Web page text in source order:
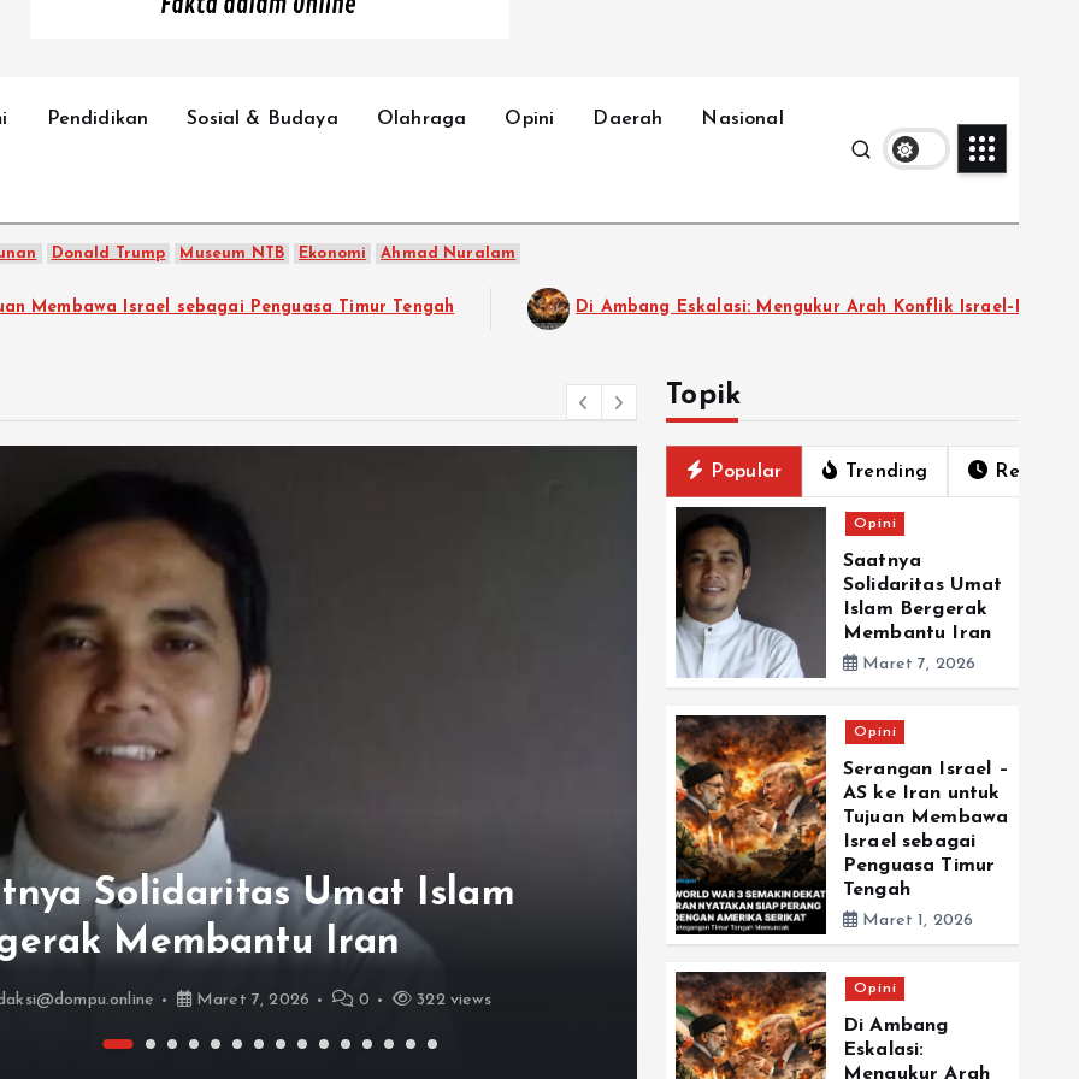
Pendidikan Sosial & Budaya Olahraga Opini Daerah Nasional
Donald Trump Museum NTB Ekonomi Ahmad Nuralam
Penguasa Timur Tengah Di Ambang Eskalasi: Mengukur Arah Konflik Israel–Iran Loundcing
Solidaritas Umat Islam
Membantu Iran
Maret 7, 2026 0 322 views
Opini
Serangan Israel – AS
Tujuan Membawa
Penguasa Timur
Byredaksi@dompu.online
Topik
Popular Trending Recent
Opini
Saatnya
Solidaritas Umat
Islam Bergerak
Membantu Iran
Maret 7, 2026
Opini
Serangan Israel –
AS ke Iran untuk
Tujuan Membawa
Israel sebagai
Penguasa Timur
Tengah
Maret 1, 2026
Opini
Di Ambang
Eskalasi:
Mengukur Arah